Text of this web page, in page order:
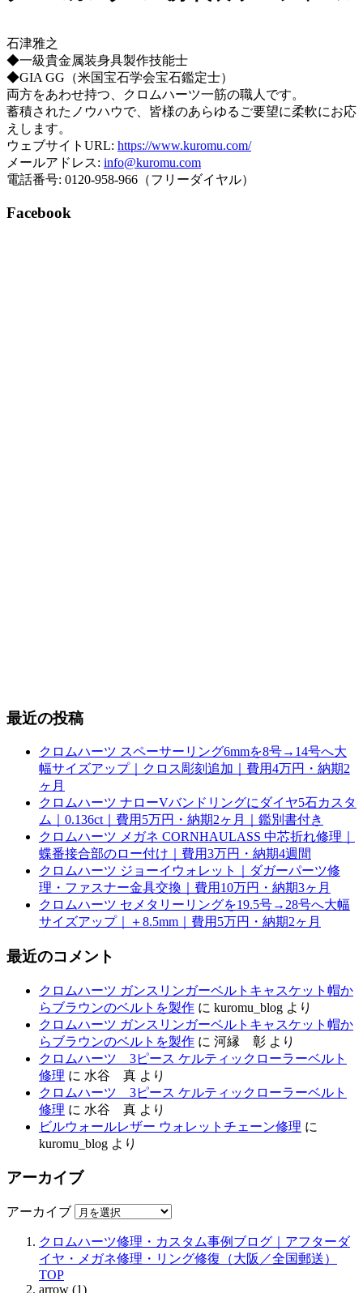
石津雅之
◆一級貴金属装身具製作技能士
◆GIA GG（米国宝石学会宝石鑑定士）
両方をあわせ持つ、クロムハーツ一筋の職人です。
蓄積されたノウハウで、皆様のあらゆるご要望に柔軟にお応
えします。
ウェブサイトURL: https://www.kuromu.com/
メールアドレス: info@kuromu.com
電話番号: 0120-958-966（フリーダイヤル）
Facebook
最近の投稿
クロムハーツ スペーサーリング6mmを8号→14号へ大
幅サイズアップ｜クロス彫刻追加｜費用4万円・納期2
ヶ月
クロムハーツ ナローVバンドリングにダイヤ5石カスタ
ム｜0.136ct｜費用5万円・納期2ヶ月｜鑑別書付き
クロムハーツ メガネ CORNHAULASS 中芯折れ修理｜
蝶番接合部のロー付け｜費用3万円・納期4週間
クロムハーツ ジョーイウォレット｜ダガーパーツ修
理・ファスナー金具交換｜費用10万円・納期3ヶ月
クロムハーツ セメタリーリングを19.5号→28号へ大幅
サイズアップ｜＋8.5mm｜費用5万円・納期2ヶ月
最近のコメント
クロムハーツ ガンスリンガーベルトキャスケット帽か
らブラウンのベルトを製作 に kuromu_blog より
クロムハーツ ガンスリンガーベルトキャスケット帽か
らブラウンのベルトを製作 に 河縁 彰 より
クロムハーツ 3ピース ケルティックローラーベルト
修理 に 水谷 真 より
クロムハーツ 3ピース ケルティックローラーベルト
修理 に 水谷 真 より
ビルウォールレザー ウォレットチェーン修理 に
kuromu_blog より
アーカイブ
アーカイブ
クロムハーツ修理・カスタム事例ブログ｜アフターダ
イヤ・メガネ修理・リング修復（大阪／全国郵送）
TOP
arrow (1)